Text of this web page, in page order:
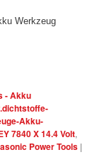
Werkzeug
- Akku
Akku-
7840 X 14.4 Volt,
Power Tools |